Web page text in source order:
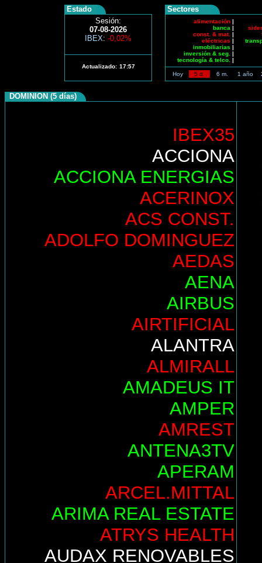
Estado
Sesión:
07-08-2026
IBEX: -0,02%
Actualizado: 17:57
Sectores
alimentación |
banca |
const. & mat. |
eléctricas |
inmobiliarias |
inversión & seg. |
tecnología & telco. |
Hoy 5 d. 6 m. 1 año
DOMINION (5 días)
IBEX35
ACCIONA
ACCIONA ENERGIAS
ACERINOX
ACS CONST.
ADOLFO DOMINGUEZ
AEDAS
AENA
AIRBUS
AIRTIFICIAL
ALANTRA
ALMIRALL
AMADEUS IT
AMPER
AMREST
ANTENA3TV
APERAM
ARCEL.MITTAL
ARIMA REAL ESTATE
ATRYS HEALTH
AUDAX RENOVABLES